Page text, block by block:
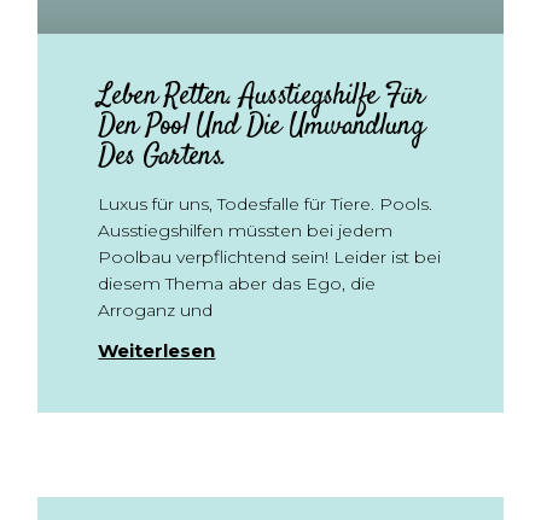
Leben Retten. Ausstiegshilfe Für
Den Pool Und Die Umwandlung
Des Gartens.
Luxus für uns, Todesfalle für Tiere. Pools.
Ausstiegshilfen müssten bei jedem
Poolbau verpflichtend sein! Leider ist bei
diesem Thema aber das Ego, die
Arroganz und
Weiterlesen